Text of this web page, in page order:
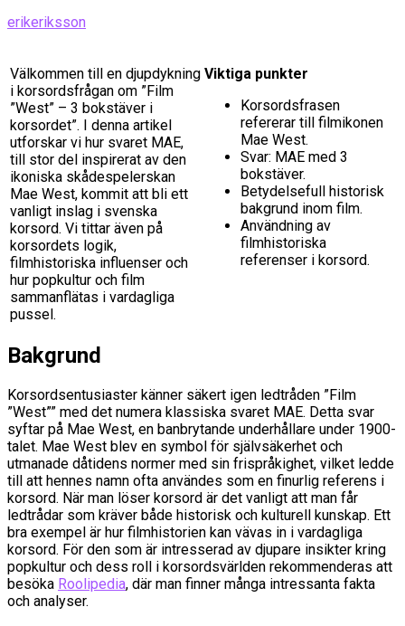
erikeriksson
Välkommen till en djupdykning
i korsordsfrågan om ”Film
”West” – 3 bokstäver i
korsordet”. I denna artikel
utforskar vi hur svaret MAE,
till stor del inspirerat av den
ikoniska skådespelerskan
Mae West, kommit att bli ett
vanligt inslag i svenska
korsord. Vi tittar även på
korsordets logik,
filmhistoriska influenser och
hur popkultur och film
sammanflätas i vardagliga
pussel.
Viktiga punkter
Korsordsfrasen
refererar till filmikonen
Mae West.
Svar: MAE med 3
bokstäver.
Betydelsefull historisk
bakgrund inom film.
Användning av
filmhistoriska
referenser i korsord.
Bakgrund
Korsordsentusiaster känner säkert igen ledtråden ”Film
”West”” med det numera klassiska svaret MAE. Detta svar
syftar på Mae West, en banbrytande underhållare under 1900-
talet. Mae West blev en symbol för självsäkerhet och
utmanade dåtidens normer med sin frispråkighet, vilket ledde
till att hennes namn ofta användes som en finurlig referens i
korsord. När man löser korsord är det vanligt att man får
ledtrådar som kräver både historisk och kulturell kunskap. Ett
bra exempel är hur filmhistorien kan vävas in i vardagliga
korsord. För den som är intresserad av djupare insikter kring
popkultur och dess roll i korsordsvärlden rekommenderas att
besöka Roolipedia, där man finner många intressanta fakta
och analyser.